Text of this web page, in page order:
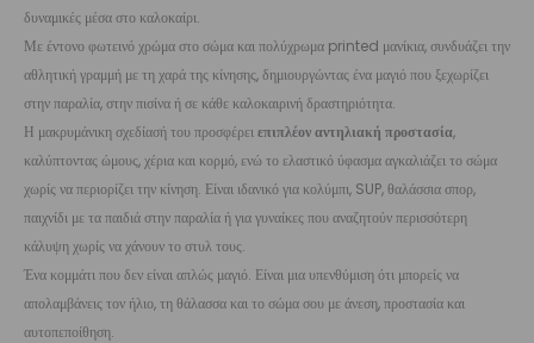
δυναμικές μέσα στο καλοκαίρι.
Με έντονο φωτεινό χρώμα στο σώμα και πολύχρωμα printed μανίκια, συνδυάζει την
αθλητική γραμμή με τη χαρά της κίνησης, δημιουργώντας ένα μαγιό που ξεχωρίζει
στην παραλία, στην πισίνα ή σε κάθε καλοκαιρινή δραστηριότητα.
Η μακρυμάνικη σχεδίασή του προσφέρειεπιπλέον αντηλιακή προστασία,
καλύπτοντας ώμους, χέρια και κορμό, ενώ το ελαστικό ύφασμα αγκαλιάζει το σώμα
χωρίς να περιορίζει την κίνηση. Είναι ιδανικό για κολύμπι, SUP, θαλάσσια σπορ,
παιχνίδι με τα παιδιά στην παραλία ή για γυναίκες που αναζητούν περισσότερη
κάλυψη χωρίς να χάνουν το στυλ τους.
Ένα κομμάτι που δεν είναι απλώς μαγιό. Είναι μια υπενθύμιση ότι μπορείς να
απολαμβάνεις τον ήλιο, τη θάλασσα και το σώμα σου με άνεση, προστασία και
αυτοπεποίθηση.